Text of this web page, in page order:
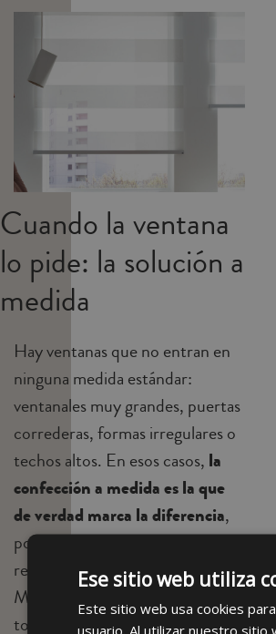
Cuando la ventana
lo pide: la solución a
medida
Hay ventanas que no entran en
ninguna medida estándar:
ventanales muy grandes, puertas
correderas, formas irregulares o
techos altos. En esos casos, la
confección a medida es la que
de verdad marca la diferencia,
porque la tela cae perfecta y el
resultado es impecable. En La
Mallorquina te asesoramos,
tomamos medidas y nos
Ese sitio web utiliza
Este sitio web usa cookies
usuario. Al utilizar nuestro